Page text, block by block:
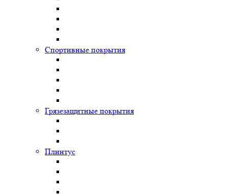
Спортивные покрытия
Грязезащитные покрытия
Плинтус